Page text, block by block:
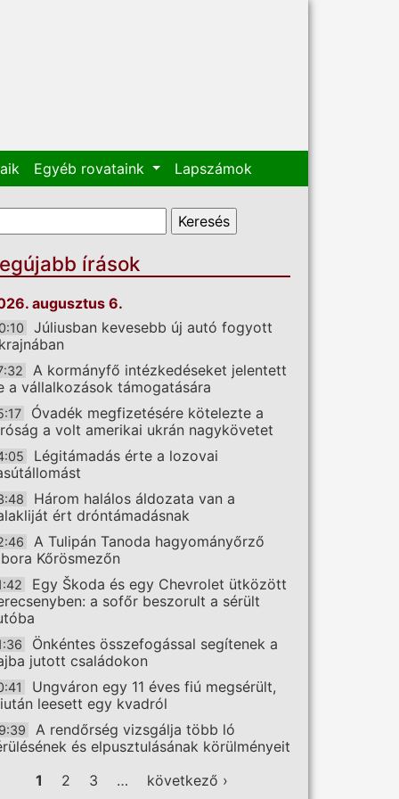
Egyéb rovataink Lapszámok
űrlap
írások
augusztus 6.
Júliusban kevesebb új autó fogyott
A kormányfő intézkedéseket jelentett
a vállalkozások támogatására
Óvadék megfizetésére kötelezte a
a volt amerikai ukrán nagykövetet
Légitámadás érte a lozovai
Három halálos áldozata van a
ért dróntámadásnak
A Tulipán Tanoda hagyományőrző
Kőrösmezőn
Egy Škoda és egy Chevrolet ütközött
a sofőr beszorult a sérült
Önkéntes összefogással segítenek a
jutott családokon
Ungváron egy 11 éves fiú megsérült,
leesett egy kvadról
A rendőrség vizsgálja több ló
és elpusztulásának körülményeit
Oldalak
1 2 3 … következő ›